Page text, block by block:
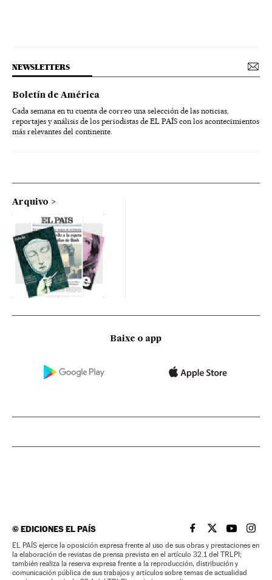
NEWSLETTERS
Boletín de América
Cada semana en tu cuenta de correo una selección de las noticias,
reportajes y análisis de los periodistas de EL PAÍS con los acontecimientos
más relevantes del continente.
Arquivo
Baixe o app
©EDICIONES EL PAÍS EL PAÍS BRASIL EN
EL PAÍSEL PAÍS
EL
EL PAÍS ejerce la oposición expresa frente al uso de sus obras y prestaciones en
la elaboración de revistas de prensa prevista en el artículo 32.1 del TRLPI;
también realiza la reserva expresa frente a la reproducción, distribución y
comunicación pública de sus trabajos y artículos sobre temas de actualidad